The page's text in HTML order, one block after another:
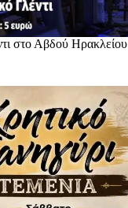
στο Αβδού Ηρακλείου